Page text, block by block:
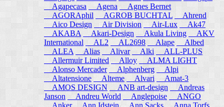
Agapecasa
Agena
Agnes Bernet
AGORAphil
AGROB BUCHTAL
Ahrend
Aico Design
Air Division Air-Lux
Ak47
AKABA
Akari-Design Akula Living
AKV
International
AL2 AL2698 Alape
Albed
ALEA
Alias Alivar Alki
ALL-PLUS
Allermuir Limited
Alloy
ALMA LIGHT
Alonso Mercader
Alphenberg
Alpi
Altatensione
Alteme Alvari
Amat-3
AMOS DESIGN
ANB art-design
Andreas
Janson
Andreu World Anglepoise
ANGO